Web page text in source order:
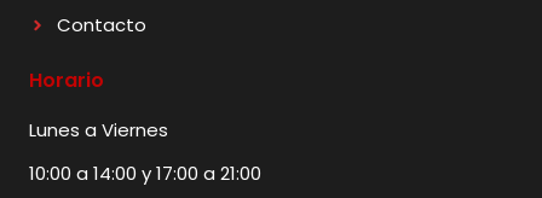
Contacto
Horario
Lunes a Viernes
10:00 a 14:00 y 17:00 a 21:00